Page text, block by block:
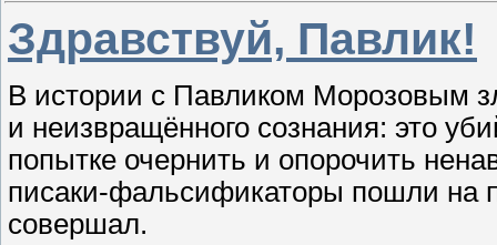
Здравствуй, Павлик!
В истории с Павликом Морозовым
и неизвращённого сознания: это
попытке очернить и опорочить
писаки-фальсификаторы пошли на
совершал.